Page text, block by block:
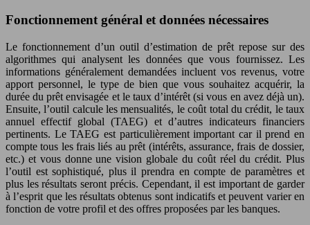
Fonctionnement général et données nécessaires
Le fonctionnement d’un outil d’estimation de prêt repose sur des
algorithmes qui analysent les données que vous fournissez. Les
informations généralement demandées incluent vos revenus, votre
apport personnel, le type de bien que vous souhaitez acquérir, la
durée du prêt envisagée et le taux d’intérêt (si vous en avez déjà un).
Ensuite, l’outil calcule les mensualités, le coût total du crédit, le taux
annuel effectif global (TAEG) et d’autres indicateurs financiers
pertinents. Le TAEG est particulièrement important car il prend en
compte tous les frais liés au prêt (intérêts, assurance, frais de dossier,
etc.) et vous donne une vision globale du coût réel du crédit. Plus
l’outil est sophistiqué, plus il prendra en compte de paramètres et
plus les résultats seront précis. Cependant, il est important de garder
à l’esprit que les résultats obtenus sont indicatifs et peuvent varier en
fonction de votre profil et des offres proposées par les banques.